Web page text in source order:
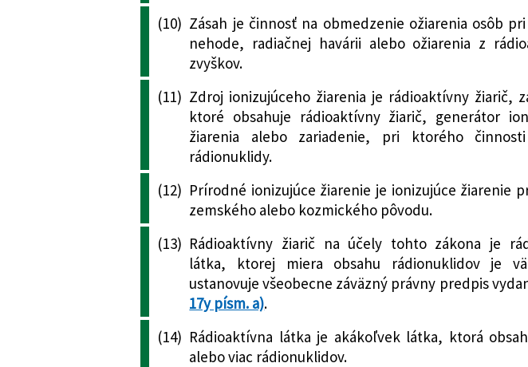
ktorou sa ustanovujú požiadavky na
výrobky
357/2005 Z. z.
40/2002 Z. z. o ochrane zdravia pred
vibráciami v znení nariadenia vlády
republiky č. 44/2005 Z. z.
145/2006 Z. z.
Nariadenie vlády Slovenskej republiky,
a dopĺňa nariadenie vlády Slovenskej
40/2002 Z. z. o ochrane zdravia pred hlukom a
vibráciami v znení neskorších predpisov
(10) Zásah je činnosť na obmedzenie ožiarenia osôb
nehode, radiačnej havárii alebo ožiarenia z
zvyškov.
(11) Zdroj ionizujúceho žiarenia je rádioaktívny žiarič,
ktoré obsahuje rádioaktívny žiarič, generátor
žiarenia alebo zariadenie, pri ktorého
rádionuklidy.
(12) Prírodné ionizujúce žiarenie je ionizujúce žiarenie
zemského alebo kozmického pôvodu.
(13) Rádioaktívny žiarič na účely tohto zákona je
látka, ktorej miera obsahu rádionuklidov je
ustanovuje všeobecne záväzný právny predpis
17y písm. a).
(14) Rádioaktívna látka je akákoľvek látka, ktorá
alebo viac rádionuklidov.